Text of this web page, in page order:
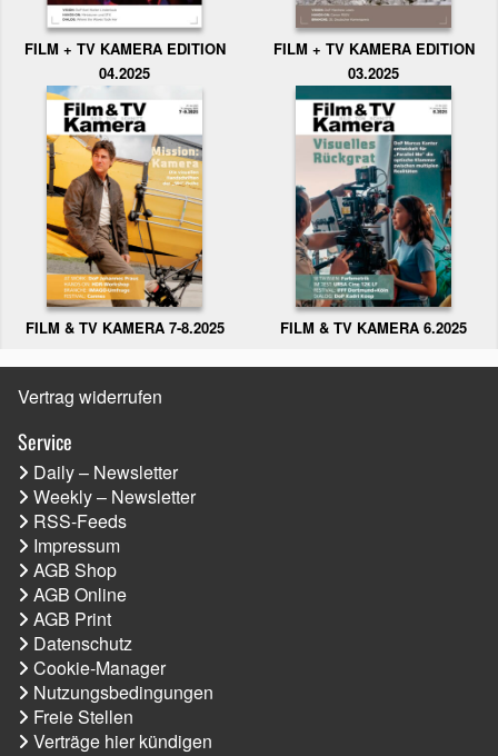
FILM + TV KAMERA EDITION
04.2025
FILM + TV KAMERA EDITION
03.2025
FILM & TV KAMERA 7-8.2025 FILM & TV KAMERA 6.2025
Vertrag widerrufen
Service
Daily – Newsletter
Weekly – Newsletter
RSS-Feeds
Impressum
AGB Shop
AGB Online
AGB Print
Datenschutz
Cookie-Manager
Nutzungsbedingungen
Freie Stellen
Verträge hier kündigen